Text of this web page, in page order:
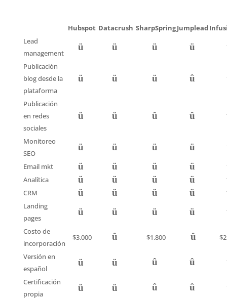
Hubspot Datacrush SharpSpringJumplead
Lead
management
ü ü ü ü
Publicación
blog desde la
plataforma
ü ü ü û
Publicación
en redes
sociales
ü ü û û
Monitoreo
SEO
ü ü ü ü
Email mkt ü ü ü ü
Analítica ü ü ü ü
CRM ü ü ü ü
Landing
pages
ü ü ü ü
Costo de
incorporación
$3.000 û $1.800 û
Versión en
español
ü ü û û
Certificación
propia
ü ü û û